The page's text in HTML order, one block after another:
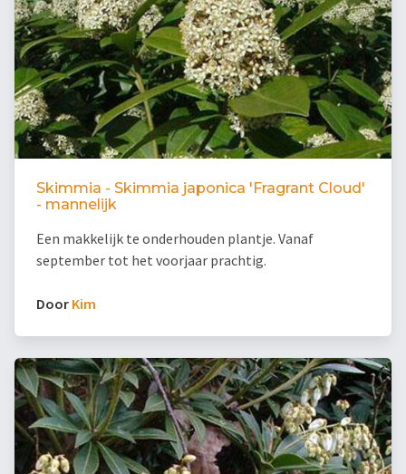
Skimmia - Skimmia japonica 'Fragrant Cloud'
- mannelijk
Een makkelijk te onderhouden plantje. Vanaf
september tot het voorjaar prachtig.
Door Kim